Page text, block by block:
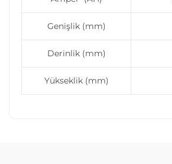
Genişlik (mm)
Derinlik (mm)
Yükseklik (mm)